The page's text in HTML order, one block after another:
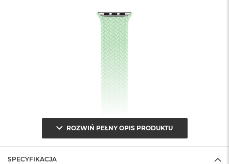
ROZWIŃ PEŁNY OPIS PRODUKTU
SPECYFIKACJA